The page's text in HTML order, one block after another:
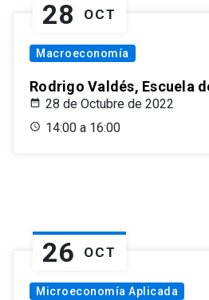
28 OCT
Macroeconomía
Rodrigo Valdés, Escuela
28 de Octubre de 2022
14:00 a 16:00
26 OCT
Microeconomía Aplicada